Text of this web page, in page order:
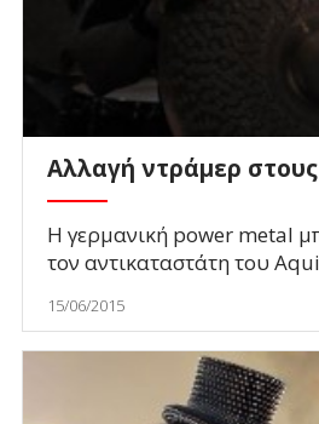
Aλλαγή ντράμερ
Η γερμανική power metal
τον αντικαταστάτη του
15/06/2015